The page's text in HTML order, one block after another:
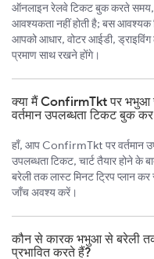
ऑनलाइन रेलवे टिकट बुक करते समय,
आवश्यकता नहीं होती है; बस आवश्यक
आपको आधार, वोटर आईडी,
प्रमाण साथ रखने होंगे।
क्या मैं ConfirmTkt पर भभुआ
वर्तमान उपलब्धता टिकट बुक
हाँ, आप ConfirmTkt पर वर्तमान
उपलब्धता टिकट, चार्ट तैयार होने के
बरेली तक लास्ट मिनट ट्रिप प्लान कर
जाँच अवश्य करें।
कौन से कारक भभुआ से बरेली
प्रभावित करते हैं?